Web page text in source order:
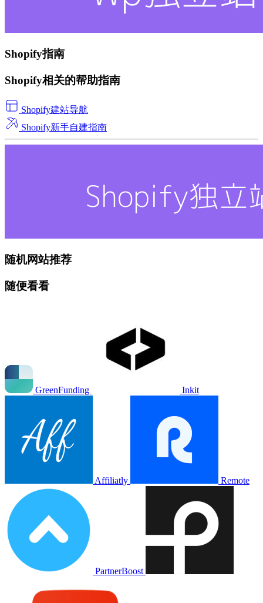
Shopify指南
Shopify相关的帮助指南
Shopify建站导航
Shopify新手自建指南
随机网站推荐
随便看看
GreenFunding Inkit
Affiliatly Remote
PartnerBoost